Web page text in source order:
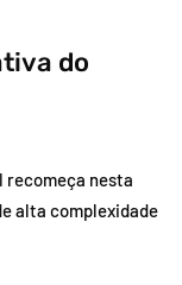
do
recomeça nesta
alta complexidade